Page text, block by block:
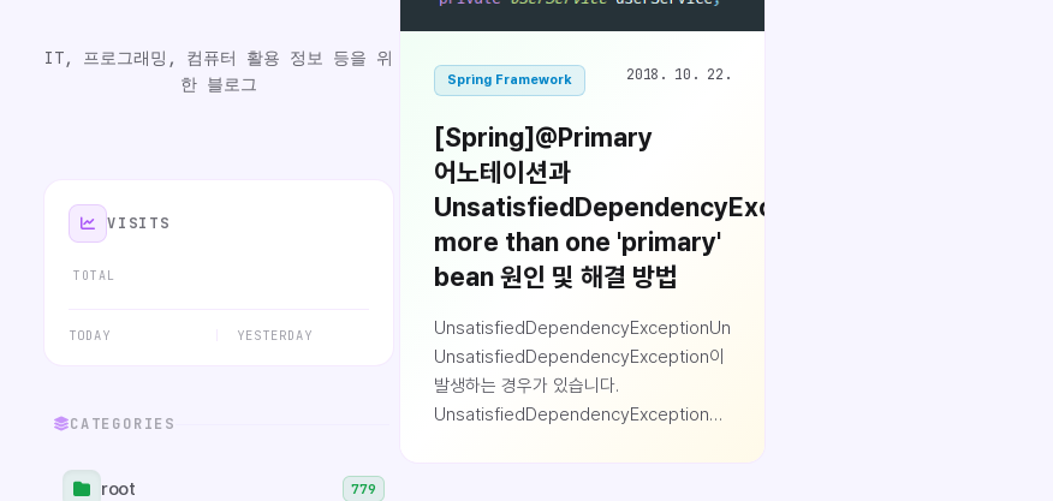
IT, 프로그래밍, 컴퓨터 활용 정보 등을 위
VISITS
TOTAL
TODAY YESTERDAY
CATEGORIES
root 779
Spring Framework 2018. 10. 22.
[Spring]@Primary
어노테이션과
UnsatisfiedDependencyException예외
more than one 'primary'
bean 원인 및 해결 방법
UnsatisfiedDependencyExceptionUnsatisfiedDependencyException스프링에서
UnsatisfiedDependencyException이
발생하는 경우가 있습니다.
UnsatisfiedDependencyException은